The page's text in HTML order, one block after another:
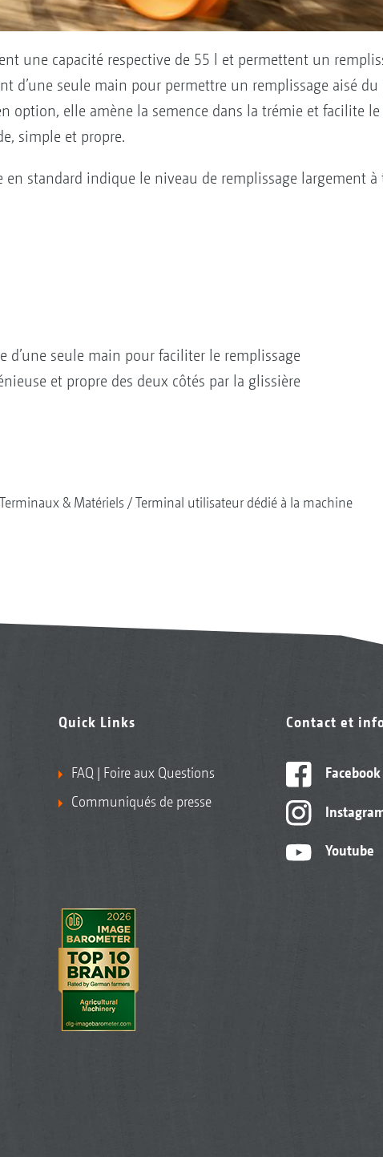
une capacité respective de 55 l et permettent un
d’une seule main pour permettre un remplissage aisé du
option, elle amène la semence dans la trémie et facilite le
simple et propre.
en standard indique le niveau de remplissage largement
d’une seule main pour faciliter le remplissage
et propre des deux côtés par la glissière
Terminaux & Matériels Terminal utilisateur dédié à la machine
Quick Links
FAQ | Foire aux Questions
Communiqués de presse
Contact et
Facebook
Youtube